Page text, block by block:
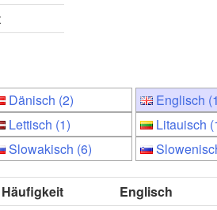
Dänisch (2) Englisch
Lettisch (1) Litauisch
Slowakisch (6)
Häufigkeit
Englisch